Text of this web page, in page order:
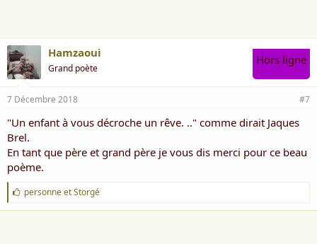
Hamzaoui
Grand poète
Hors ligne
7 Décembre 2018 #7
"Un enfant à vous décroche un rêve. .." comme dirait Jaques
Brel.
En tant que père et grand père je vous dis merci pour ce beau
poème.
J
'
a
personneetStorgé